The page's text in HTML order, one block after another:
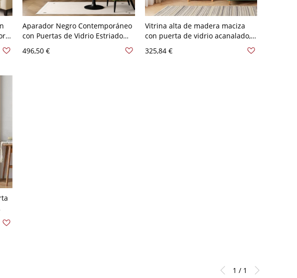
y
Aparador Negro Contemporáneo
con Puertas de Vidrio Estriado
Arqueado, 3 Cajones y Herrajes
Dorados
496,50 €
Vitrina alta de madera maciza
con puerta de vidrio acanalado, 3
almacenamiento delgado
325,84 €
1 / 1